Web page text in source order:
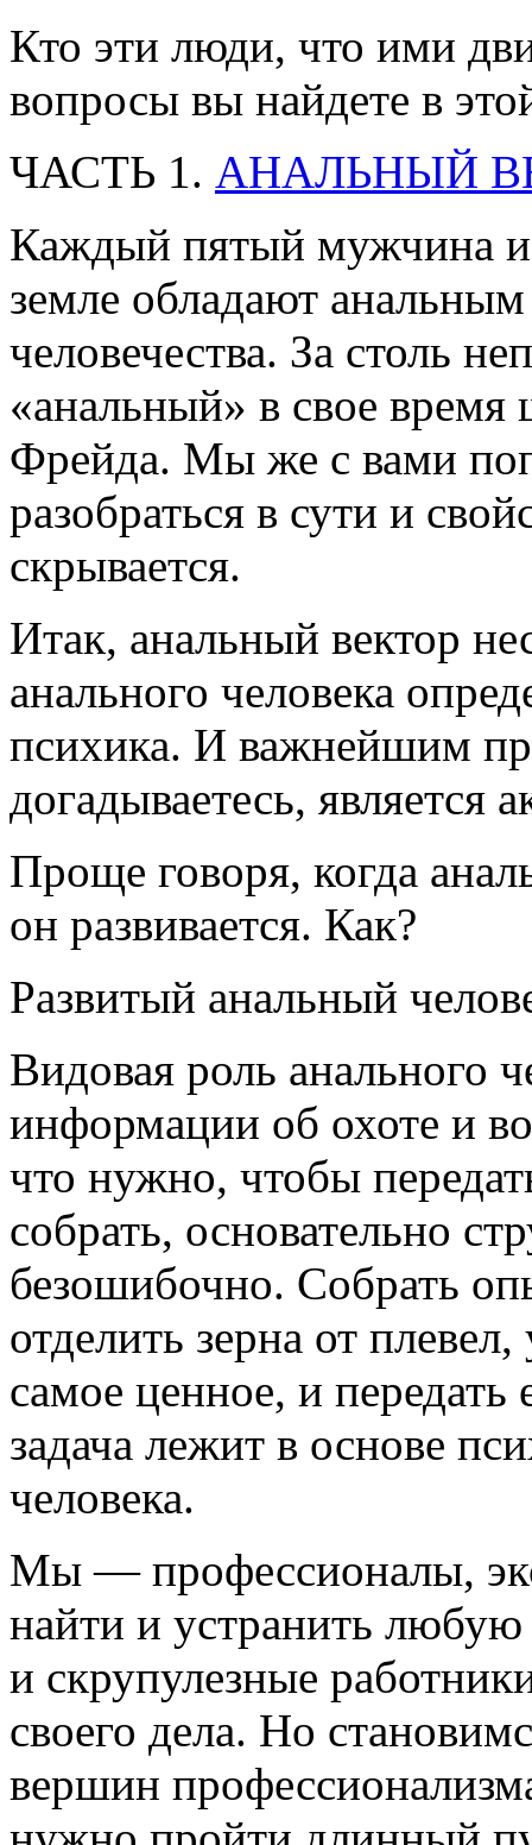
Кто эти люди, что ими
вопросы вы найдете в
ЧАСТЬ 1. АНАЛЬНЫЙ
Каждый пятый мужчина
земле обладают
человечества. За столь
«анальный» в свое
Фрейда. Мы же с вами
разобраться в сути и
скрывается.
Итак, анальный вектор
анального человека
психика. И важнейшим
догадываетесь, является
Проще говоря, когда
он развивается. Как?
Развитый анальный
Видовая роль анального
информации об охоте и
что нужно, чтобы
собрать, основательно
безошибочно. Собрать
отделить зерна от
самое ценное, и
задача лежит в основе
человека.
Мы — профессионалы,
найти и устранить
и скрупулезные
своего дела. Но
вершин